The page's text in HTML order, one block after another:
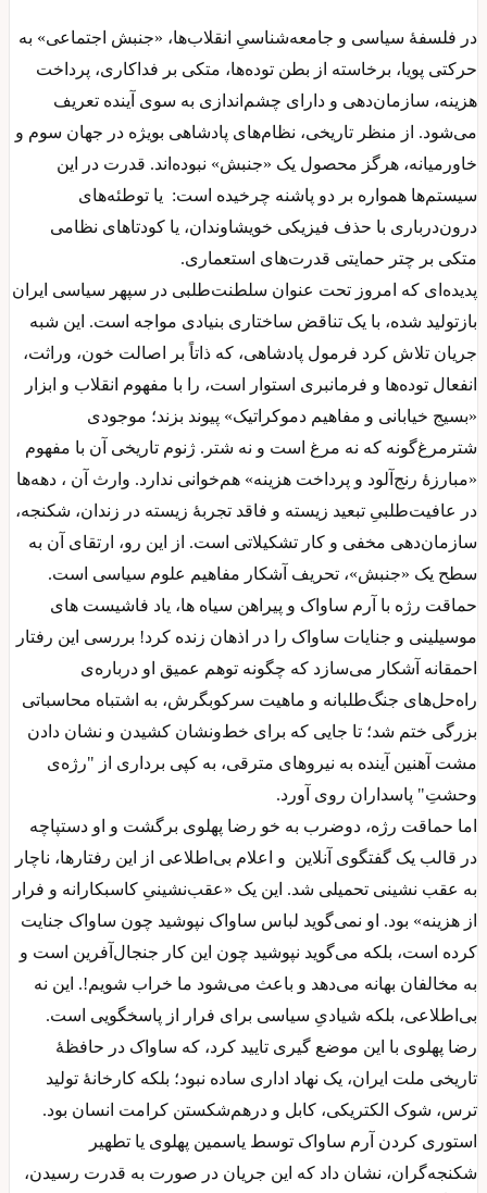
در فلسفهٔ سیاسی و جامعه‌شناسیِ انقلاب‌ها، «جنبش اجتماعی» به
حرکتی پویا، برخاسته از بطن توده‌ها، متکی بر فداکاری، پرداخت
هزینه، سازمان‌دهی و دارای چشم‌اندازی به سوی آینده تعریف
می‌شود. از منظر تاریخی، نظام‌های پادشاهی بویژه در جهان سوم و
خاورمیانه، هرگز محصول یک «جنبش» نبوده‌اند. قدرت در این
سیستم‌ها همواره بر دو پاشنه چرخیده است: یا توطئه‌های
درون‌درباری با حذف فیزیکی خویشاوندان، یا کودتاهای نظامی
متکی بر چتر حمایتی قدرت‌های استعماری.
پدیده‌ای که امروز تحت عنوان سلطنت‌طلبی در سپهر سیاسی ایران
بازتولید شده، با یک تناقض ساختاری بنیادی مواجه است. این شبه
جریان تلاش کرد فرمول پادشاهی، که ذاتاً بر اصالت خون، وراثت،
انفعال توده‌ها و فرمانبری استوار است، را با مفهوم انقلاب و ابزار
«بسیج خیابانی و مفاهیم دموکراتیک» پیوند بزند؛ موجودی
شترمرغ‌گونه که نه مرغ است و نه شتر. ژنوم تاریخی آن با مفهوم
«مبارزهٔ رنج‌آلود و پرداخت هزینه» هم‌خوانی ندارد. وارث آن ، دهه‌ها
در عافیت‌طلبیِ تبعید زیسته و فاقد تجربهٔ زیسته در زندان، شکنجه،
سازمان‌دهی مخفی و کار تشکیلاتی است. از این رو، ارتقای آن به
سطح یک «جنبش»، تحریف آشکار مفاهیم علوم سیاسی است.
حماقت رژه با آرم ساواک و پیراهن سیاه ها، یاد فاشیست های
موسیلینی و جنایات ساواک را در اذهان زنده کرد! بررسی این رفتار
احمقانه آشکار می‌سازد که چگونه توهم عمیق او درباره‌ی
راه‌حل‌های جنگ‌طلبانه و ماهیت سرکوبگرش، به اشتباه محاسباتی
بزرگی ختم شد؛ تا جایی که برای خط‌ونشان کشیدن و نشان دادن
مشت آهنین آینده به نیروهای مترقی، به کپی برداری از "رژه‌ی
وحشتِ" پاسداران روی آورد.
اما حماقت رژه، دوضرب به خو رضا پهلوی برگشت و او دستپاچه
در قالب یک گفتگوی آنلاین و اعلام بی‌اطلاعی از این رفتارها، ناچار
به عقب نشینی تحمیلی شد. این یک «عقب‌نشینیِ کاسبکارانه و فرار
از هزینه» بود. او نمی‌گوید لباس ساواک نپوشید چون ساواک جنایت
کرده است، بلکه می‌گوید نپوشید چون این کار جنجال‌آفرین است و
به مخالفان بهانه می‌دهد و باعث می‌شود ما خراب شویم!. این نه
بی‌اطلاعی، بلکه شیادیِ سیاسی برای فرار از پاسخگویی است.
رضا پهلوی با این موضع گیری تایید کرد، که ساواک در حافظهٔ
تاریخی ملت ایران، یک نهاد اداری ساده نبود؛ بلکه کارخانهٔ تولید
ترس، شوک الکتریکی، کابل و درهم‌شکستن کرامت انسان بود.
استوری کردن آرم ساواک توسط یاسمین پهلوی یا تطهیر
شکنجه‌گران، نشان داد که این جریان در صورت به قدرت رسیدن،